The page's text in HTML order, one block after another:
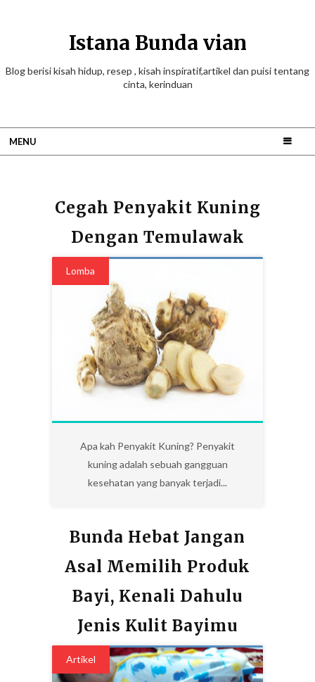
Istana Bunda vian
Blog berisi kisah hidup, resep , kisah inspiratif,artikel dan puisi tentang
cinta, kerinduan
MENU
Cegah Penyakit Kuning
Dengan Temulawak
Apa kah Penyakit Kuning? Penyakit
kuning adalah sebuah gangguan
kesehatan yang banyak terjadi...
Lomba
Bunda Hebat Jangan
Asal Memilih Produk
Bayi, Kenali Dahulu
Jenis Kulit Bayimu
Artikel